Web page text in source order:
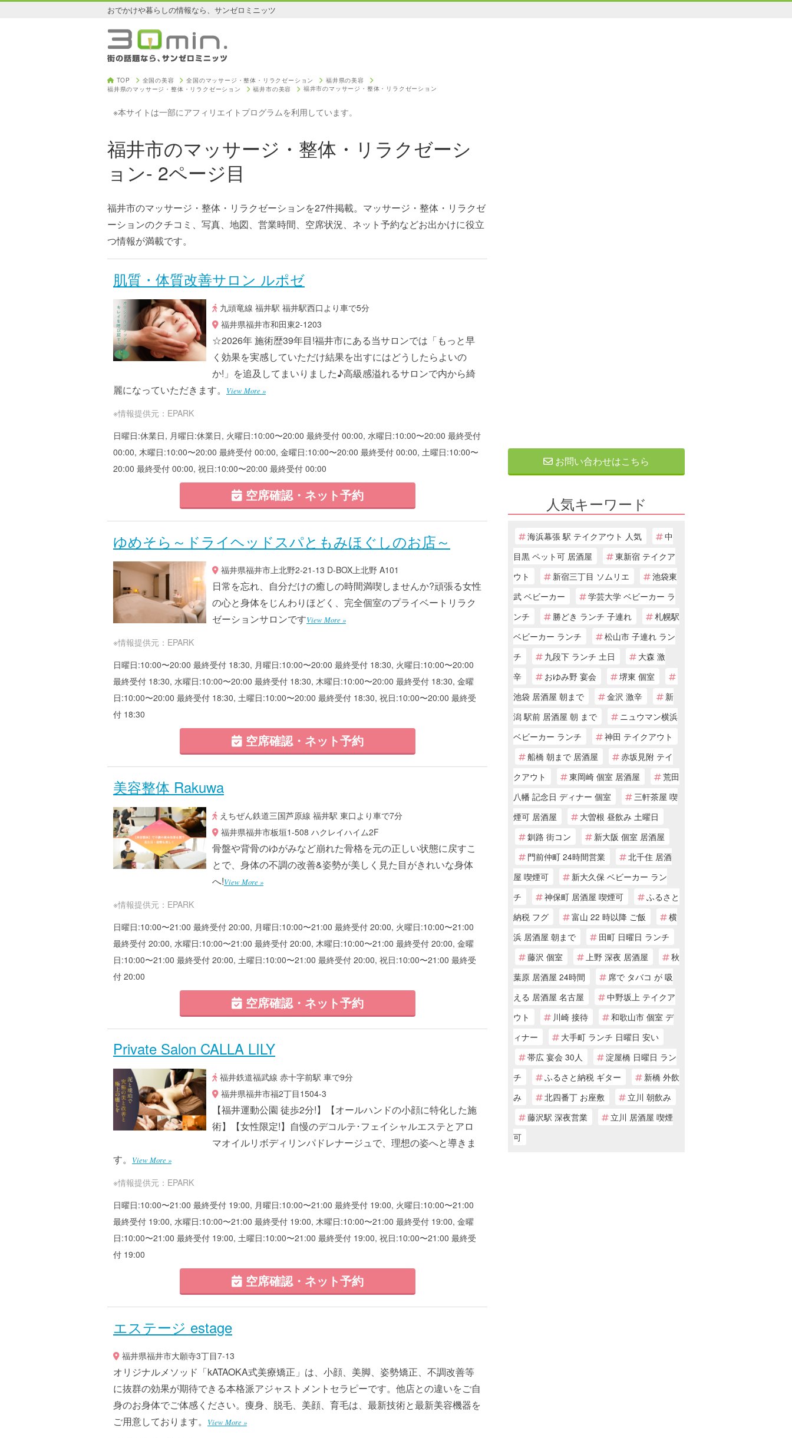
おでかけや暮らしの情報なら、サンゼロミニッツ
TOP 全国の美容 全国のマッサージ・整体・リラクゼーション
福井県の美容
福井県のマッサージ・整体・リラクゼーション
福井市の美容 福井市のマッサージ・整体・リラクゼーション
※本サイトは一部にアフィリエイトプログラムを利用しています。
福井市のマッサージ・整体・リラクゼーシ
ョン- 2ページ目
福井市のマッサージ・整体・リラクゼーションを27件掲載。マッサージ・整体・リラクゼ
ーションのクチコミ、写真、地図、営業時間、空席状況、ネット予約などお出かけに役立
つ情報が満載です。
肌質・体質改善サロン ルポゼ
九頭竜線 福井駅 福井駅西口より車で5分
福井県福井市和田東2-1203
☆2026年 施術歴39年目!福井市にある当サロンでは「もっと早
く効果を実感していただけ結果を出すにはどうしたらよいの
か!」を追及してまいりました♪高級感溢れるサロンで内から綺
麗になっていただきます。
View More »
※情報提供元：EPARK
日曜日:休業日, 月曜日:休業日, 火曜日:10:00〜20:00 最終受付 00:00, 水曜日:10:00〜20:00 最終受付
00:00, 木曜日:10:00〜20:00 最終受付 00:00, 金曜日:10:00〜20:00 最終受付 00:00, 土曜日:10:00〜
20:00 最終受付 00:00, 祝日:10:00〜20:00 最終受付 00:00
空席確認・ネット予約
ゆめそら～ドライヘッドスパともみほぐしのお店～
福井県福井市上北野2-21-13 D-BOX上北野 A101
日常を忘れ、自分だけの癒しの時間満喫しませんか?頑張る女性
の心と身体をじんわりほどく、完全個室のプライベートリラク
ゼーションサロンですView More »
※情報提供元：EPARK
日曜日:10:00〜20:00 最終受付 18:30, 月曜日:10:00〜20:00 最終受付 18:30, 火曜日:10:00〜20:00
最終受付 18:30, 水曜日:10:00〜20:00 最終受付 18:30, 木曜日:10:00〜20:00 最終受付 18:30, 金曜
日:10:00〜20:00 最終受付 18:30, 土曜日:10:00〜20:00 最終受付 18:30, 祝日:10:00〜20:00 最終受
付 18:30
空席確認・ネット予約
美容整体 Rakuwa
えちぜん鉄道三国芦原線 福井駅 東口より車で7分
福井県福井市板垣1-508 ハクレイハイム2F
骨盤や背骨のゆがみなど崩れた骨格を元の正しい状態に戻すこ
とで、身体の不調の改善&姿勢が美しく見た目がきれいな身体
へ!View More »
※情報提供元：EPARK
日曜日:10:00〜21:00 最終受付 20:00, 月曜日:10:00〜21:00 最終受付 20:00, 火曜日:10:00〜21:00
最終受付 20:00, 水曜日:10:00〜21:00 最終受付 20:00, 木曜日:10:00〜21:00 最終受付 20:00, 金曜
日:10:00〜21:00 最終受付 20:00, 土曜日:10:00〜21:00 最終受付 20:00, 祝日:10:00〜21:00 最終受
付 20:00
空席確認・ネット予約
Private Salon CALLA LILY
福井鉄道福武線 赤十字前駅 車で9分
福井県福井市福2丁目1504-3
【福井運動公園 徒歩2分!】【オールハンドの小顔に特化した施
術】【女性限定!】自慢のデコルテ･フェイシャルエステとアロ
マオイルリボディリンパドレナージュで、理想の姿へと導きま
す。
View More »
※情報提供元：EPARK
日曜日:10:00〜21:00 最終受付 19:00, 月曜日:10:00〜21:00 最終受付 19:00, 火曜日:10:00〜21:00
最終受付 19:00, 水曜日:10:00〜21:00 最終受付 19:00, 木曜日:10:00〜21:00 最終受付 19:00, 金曜
日:10:00〜21:00 最終受付 19:00, 土曜日:10:00〜21:00 最終受付 19:00, 祝日:10:00〜21:00 最終受
付 19:00
空席確認・ネット予約
エステージ estage
福井県福井市大願寺3丁目7-13
オリジナルメソッド「kATAOKA式美療矯正」は、小顔、美脚、姿勢矯正、不調改善等
に抜群の効果が期待できる本格派アジャストメントセラピーです。他店との違いをご自
身のお身体でご体感ください。痩身、脱毛、美顔、育毛は、最新技術と最新美容機器を
ご用意しております。
View More »
お問い合わせはこちら
人気キーワード
海浜幕張 駅 テイクアウト 人気
中
目黒 ペット可 居酒屋
東新宿 テイクア
ウト
新宿三丁目 ソムリエ
池袋東
武 ベビーカー
学芸大学 ベビーカー ラ
ンチ
勝どき ランチ 子連れ
札幌駅
ベビーカー ランチ
松山市 子連れ ラン
チ
九段下 ランチ 土日
大森 激
辛
おゆみ野 宴会
堺東 個室
池袋 居酒屋 朝まで
金沢 激辛
新
潟 駅前 居酒屋 朝 まで
ニュウマン横浜
ベビーカー ランチ
神田 テイクアウト
船橋 朝まで 居酒屋
赤坂見附 テイ
クアウト
東岡崎 個室 居酒屋
荒田
八幡 記念日 ディナー 個室
三軒茶屋 喫
煙可 居酒屋
大曽根 昼飲み 土曜日
釧路 街コン
新大阪 個室 居酒屋
門前仲町 24時間営業
北千住 居酒
屋 喫煙可
新大久保 ベビーカー ラン
チ
神保町 居酒屋 喫煙可
ふるさと
納税 フグ
富山 22 時以降 ご飯
横
浜 居酒屋 朝まで
田町 日曜日 ランチ
藤沢 個室
上野 深夜 居酒屋
秋
葉原 居酒屋 24時間
席で タバコ が 吸
える 居酒屋 名古屋
中野坂上 テイクア
ウト
川崎 接待
和歌山市 個室 デ
ィナー
大手町 ランチ 日曜日 安い
帯広 宴会 30人
淀屋橋 日曜日 ラン
チ
ふるさと納税 ギター
新橋 外飲
み
北四番丁 お座敷
立川 朝飲み
藤沢駅 深夜営業
立川 居酒屋 喫煙
可